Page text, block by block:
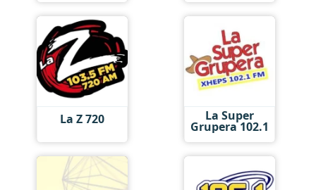
La Z 720 La Super
Grupera 102.1